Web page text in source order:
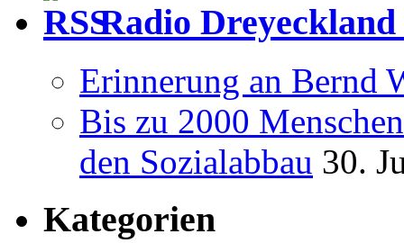
Radio
Erinnerung an Bernd
Bis zu 2000
den Sozialabbau 30.
Kategorien